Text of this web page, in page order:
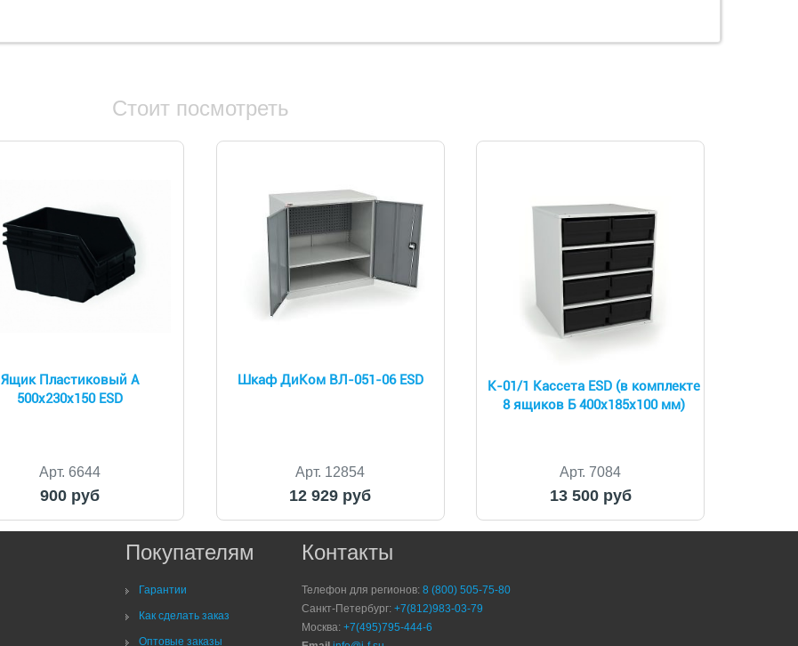
Стоит посмотреть
Ящик Пластиковый А
500х230х150 ESD
Арт. 6644
900 руб
Шкаф ДиКом ВЛ-051-06 ESD
Арт. 12854
12 929 руб
К-01/1 Кассета ESD (в комплекте
8 ящиков Б 400x185x100 мм)
Арт. 7084
13 500 руб
Покупателям
Гарантии
Как сделать заказ
Оптовые заказы
Контакты
Телефон для регионов:8 (800) 505-75-80
Санкт-Петербург:+7(812)983-03-79
Москва:+7(495)795-444-6